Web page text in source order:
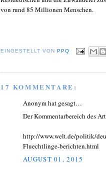
von rund 85 Millionen Menschen.
EINGESTELLT VON PPQ
17 KOMMENTARE:
Anonym hat gesagt…
Der Kommentarbereich des
http://www.welt.de/politik/
Fluechtlinge-berichten.html
AUGUST 01, 2015